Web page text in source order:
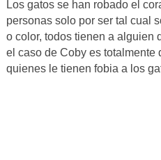
Los gatos se han robado el
personas solo por ser tal cual
o color, todos tienen a alguien
el caso de Coby es totalmente
quienes le tienen fobia a los